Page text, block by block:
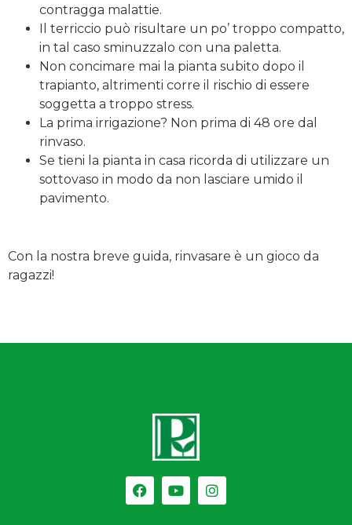
contragga malattie.
Il terriccio può risultare un po’ troppo compatto,
in tal caso sminuzzalo con una paletta.
Non concimare mai la pianta subito dopo il
trapianto, altrimenti corre il rischio di essere
soggetta a troppo stress.
La prima irrigazione? Non prima di 48 ore dal
rinvaso.
Se tieni la pianta in casa ricorda di utilizzare un
sottovaso in modo da non lasciare umido il
pavimento.
Con la nostra breve guida, rinvasare è un gioco da
ragazzi!